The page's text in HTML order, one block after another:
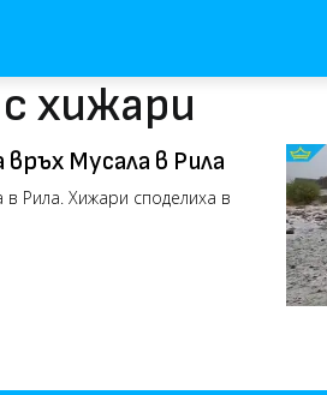
хижари
Мусала в Рила
Рила. Хижари споделиха в